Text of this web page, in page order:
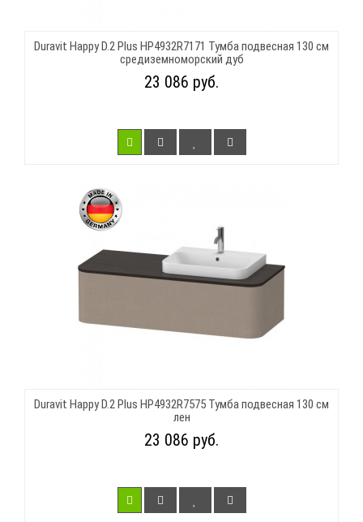
Duravit Happy D.2 Plus HP4932R7171 Тумба подвесная 130 см
средиземноморский дуб
23 086 руб.
Duravit Happy D.2 Plus HP4932R7575 Тумба подвесная 130 см
лен
23 086 руб.